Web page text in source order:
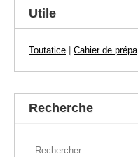
Utile
Toutatice Cahier de prépa
Recherche